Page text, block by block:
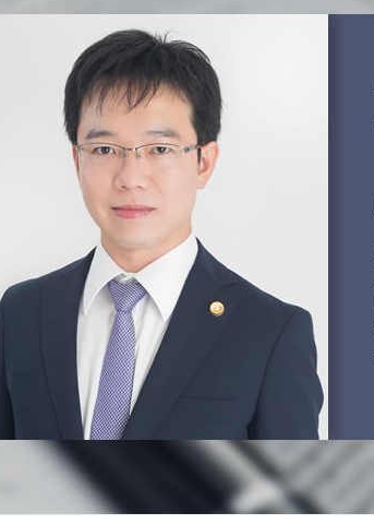
医療事故 調査センター
誤薬事故 介護
介護 転倒 事故
介護事故 家族への報告
医療事故 医療過誤
医療ミス 訴訟
医療 訴訟
借金 相談 弁護士 杉並区
相続 相談 弁護士 新宿区
労働問題 相談 弁護士 目黒区
交通事故 相談 弁護士 新宿区
離婚 相談 弁護士 杉並区
債務整理 相談 弁護士 目黒区
介護事故 相談 弁護士 新宿区
医療事故 相談 弁護士 渋谷区
借金 相談 弁護士 渋谷区
交通事故 相談 弁護士 目黒区